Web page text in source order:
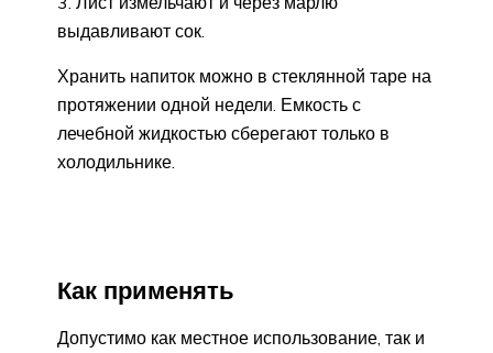
выдавливают сок.
Хранить напиток можно в стеклянной таре на
протяжении одной недели. Емкость с
лечебной жидкостью сберегают только в
холодильнике.
Как применять
Допустимо как местное использование, так и